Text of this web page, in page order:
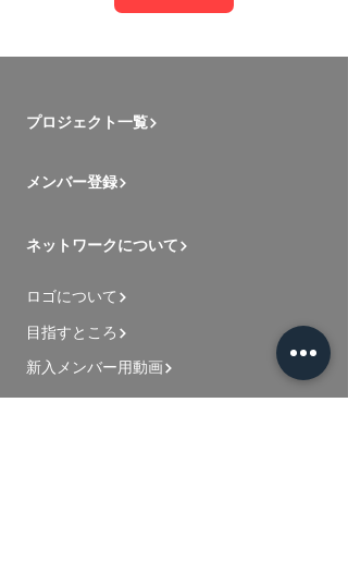
プロジェクト一覧
メンバー登録
ネットワークについて
ロゴについて
目指すところ
新入メンバー用動画